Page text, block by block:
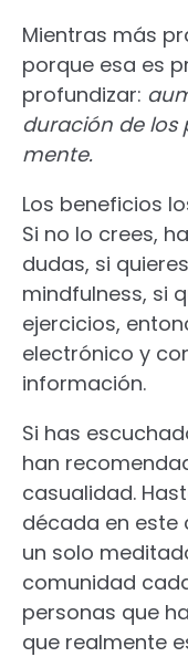
Mientras más
porque esa es
profundizar:
duración de los
mente.
Los beneficios
Si no lo crees,
dudas, si
mindfulness, si
ejercicios,
electrónico y
información.
Si has
han
casualidad.
década en este
un solo
comunidad
personas que
que realmente